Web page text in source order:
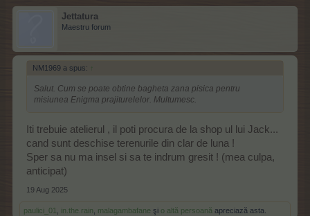
Jettatura
Maestru forum
NM1969 a spus: ↑
Salut. Cum se poate obtine bagheta zana pisica pentru
misiunea Enigma prajiturelelor. Multumesc.
Iti trebuie atelierul , il poti procura de la shop ul lui Jack...
cand sunt deschise terenurile din clar de luna !
Sper sa nu ma insel si sa te indrum gresit ! (mea culpa,
anticipat)
19 Aug 2025
paulici_01 in.the.rain malagambafane şi o altă persoană apreciază asta.